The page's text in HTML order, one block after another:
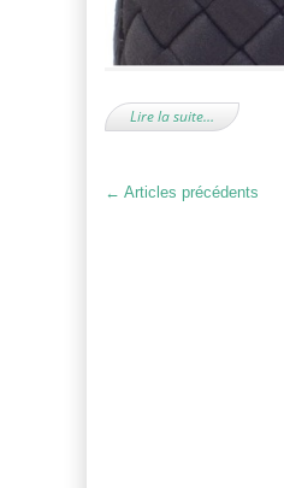
Lire la suite…
← Articles précédents